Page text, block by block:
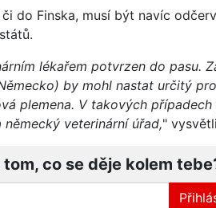
do Finska, musí být navíc
lékařem potvrzen do pasu.
by mohl nastat určitý
plemena. V takových
veterinární úřad,"
co se děje kolem